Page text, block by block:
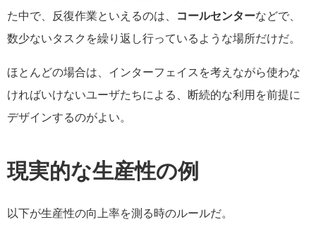
た中で、反復作業といえるのは、 コールセンターなどで、
数少ないタスクを繰り返し行っているような場所だけだ。
ほとんどの場合は、インターフェイスを考えながら使わな
ければいけないユーザたちによる、断続的な利用を前提に
デザインするのがよい。
現実的な生産性の例
以下が生産性の向上率を測る時のルールだ。